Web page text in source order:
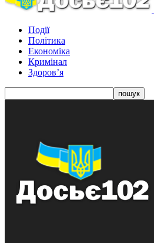
Події
Політика
Економіка
Кримінал
Здоров’я